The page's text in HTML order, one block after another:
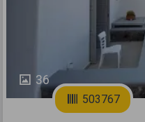
36
503767